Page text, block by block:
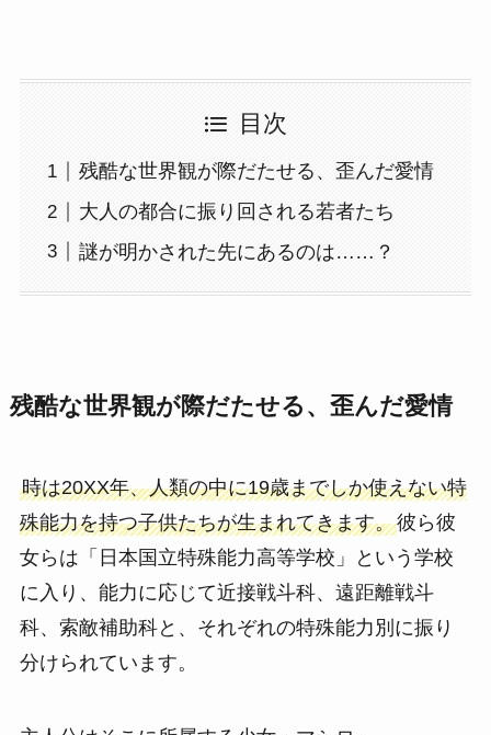
目次
残酷な世界観が際だたせる、歪んだ愛情
大人の都合に振り回される若者たち
謎が明かされた先にあるのは……？
残酷な世界観が際だたせる、歪んだ愛情
時は20XX年、人類の中に19歳までしか使えない特
殊能力を持つ子供たちが生まれてきます。彼ら彼
女らは「日本国立特殊能力高等学校」という学校
に入り、能力に応じて近接戦斗科、遠距離戦斗
科、索敵補助科と、それぞれの特殊能力別に振り
分けられています。